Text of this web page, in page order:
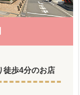
徒歩4分のお店